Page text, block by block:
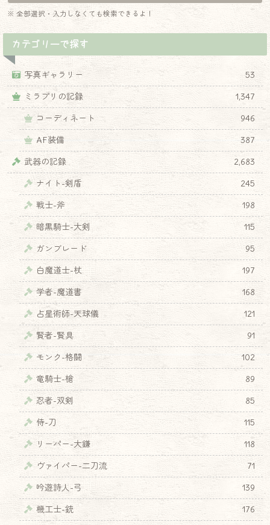
※ 全部選択・入力しなくても検索できるよ！
カテゴリーで探す
写真ギャラリー
53
ミラプリの記録
1,347
コーディネート
946
AF装備
387
武器の記録
2,683
ナイト-剣盾
245
戦士-斧
198
暗黒騎士-大剣
115
ガンブレード
95
白魔道士-杖
197
学者-魔道書
168
占星術師-天球儀
121
賢者-賢具
91
モンク-格闘
102
竜騎士-槍
89
忍者-双剣
85
侍-刀
115
リーパー-大鎌
118
ヴァイパー-二刀流
71
吟遊詩人-弓
139
機工士-銃
176